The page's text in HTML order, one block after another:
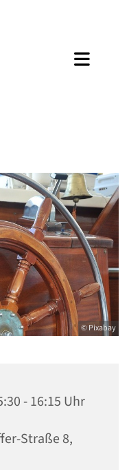
© Pixabay
- 16:15 Uhr
Straße 8,